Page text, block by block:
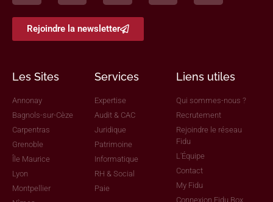
Rejoindre la newsletter
Les Sites
Annonay
Bagnols-sur-Cèze
Carpentras
Grenoble
Île Maurice
Lyon
Montpellier
Services
Expertise
Audit & CAC
Juridique
Patrimoine
Informatique
RH & Social
Paie
Liens utiles
Qui sommes-nous ?
Recrutement
Rejoindre le réseau
Fidu
L'Équipe
Contact
My Fidu
Connexion Fidu Box